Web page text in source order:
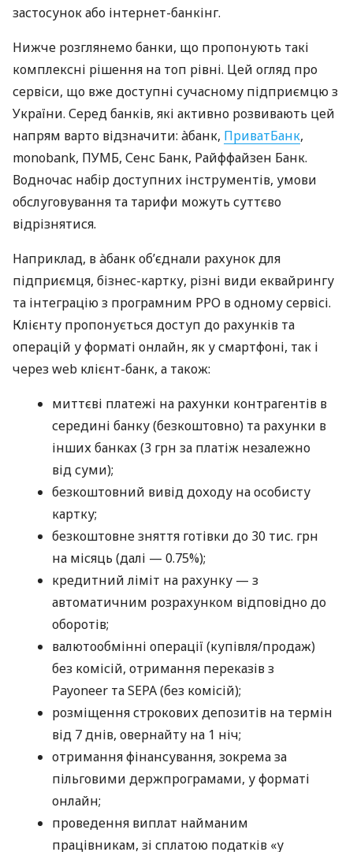
застосунок або інтернет-банкінг.
Нижче розглянемо банки, що пропонують такі
комплексні рішення на топ рівні. Цей огляд про
сервіси, що вже доступні сучасному підприємцю з
України. Серед банків, які активно розвивають цей
напрям варто відзначити: àбанк, ПриватБанк,
monobank, ПУМБ, Сенс Банк, Райффайзен Банк.
Водночас набір доступних інструментів, умови
обслуговування та тарифи можуть суттєво
відрізнятися.
Наприклад, в àбанк об’єднали рахунок для
підприємця, бізнес-картку, різні види еквайрингу
та інтеграцію з програмним РРО в одному сервісі.
Клієнту пропонується доступ до рахунків та
операцій у форматі онлайн, як у смартфоні, так і
через web клієнт-банк, а також:
миттєві платежі на рахунки контрагентів в
середині банку (безкоштовно) та рахунки в
інших банках (3 грн за платіж незалежно
від суми);
безкоштовний вивід доходу на особисту
картку;
безкоштовне зняття готівки до 30 тис. грн
на місяць (далі — 0.75%);
кредитний ліміт на рахунку — з
автоматичним розрахунком відповідно до
оборотів;
валютообмінні операції (купівля/продаж)
без комісій, отримання переказів з
Payoneer та SEPA (без комісій);
розміщення строкових депозитів на термін
від 7 днів, овернайту на 1 ніч;
отримання фінансування, зокрема за
пільговими держпрограмами, у форматі
онлайн;
проведення виплат найманим
працівникам, зі сплатою податків «у